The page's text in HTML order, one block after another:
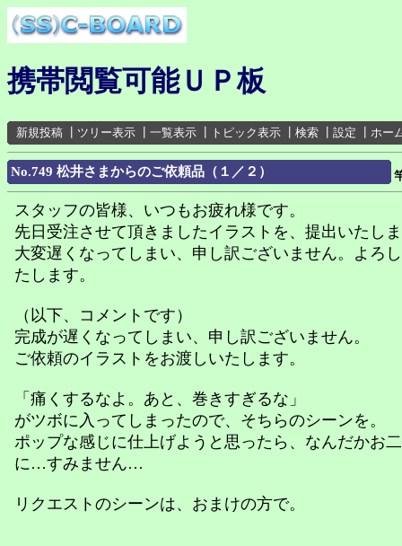
携帯閲覧可能ＵＰ板
新規投稿 ツリー表示 一覧表示 トピック表示 検索 設定 ホー
No.749 松井さまからのご依頼品（１／２）
スタッフの皆様、いつもお疲れ様です。
先日受注させて頂きましたイラストを、提出いたし
大変遅くなってしまい、申し訳ございません。よろ
たします。
（以下、コメントです）
完成が遅くなってしまい、申し訳ございません。
ご依頼のイラストをお渡しいたします。
「痛くするなよ。あと、巻きすぎるな」
がツボに入ってしまったので、そちらのシーンを。
ポップな感じに仕上げようと思ったら、なんだかお
に…すみません…
リクエストのシーンは、おまけの方で。